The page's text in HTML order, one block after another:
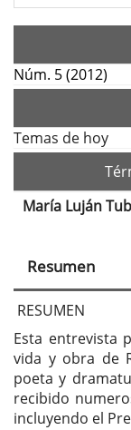
Núm. 5 (2012)
Temas de hoy
principal
del
artículo
María Luján
Resumen
RESUMEN
Esta entrevista
vida y obra de
poeta y
recibido
incluyendo el